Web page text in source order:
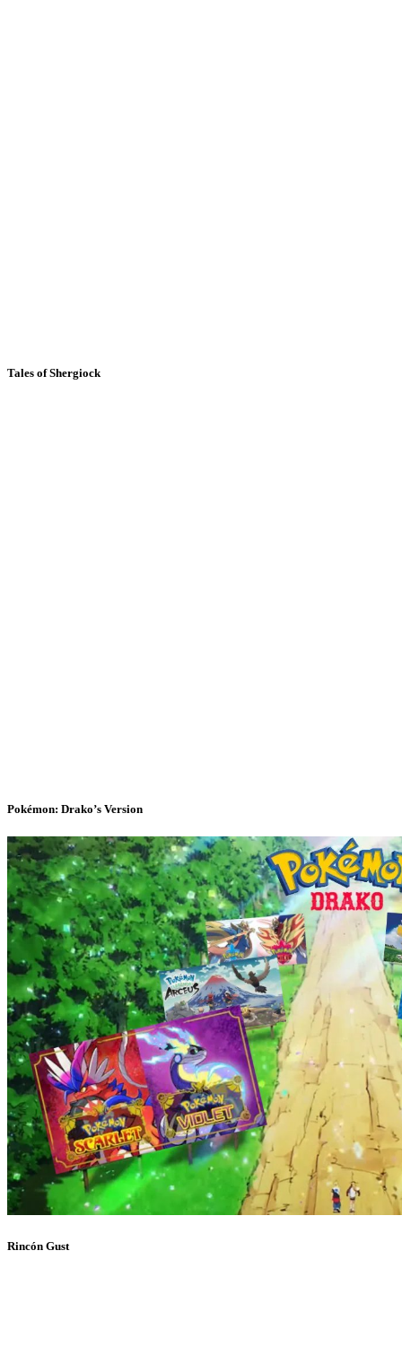
Tales of Shergiock
Pokémon: Drako’s Version
Rincón Gust